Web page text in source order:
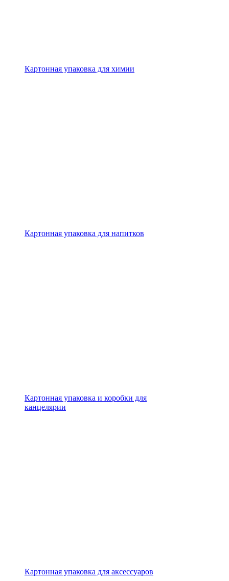
Картонная упаковка для химии
Картонная упаковка для напитков
Картонная упаковка и коробки для
канцелярии
Картонная упаковка для аксессуаров